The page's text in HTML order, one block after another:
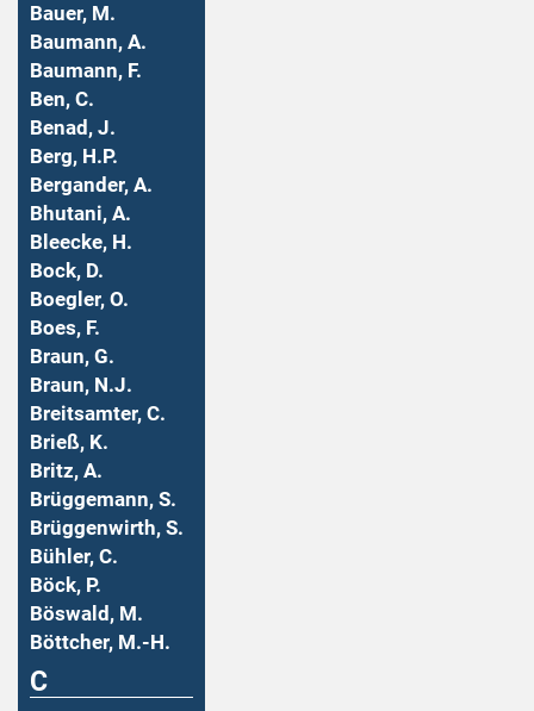
Bauer, M.
Baumann, A.
Baumann, F.
Ben, C.
Benad, J.
Berg, H.P.
Bergander, A.
Bhutani, A.
Bleecke, H.
Bock, D.
Boegler, O.
Boes, F.
Braun, G.
Braun, N.J.
Breitsamter, C.
Brieß, K.
Britz, A.
Brüggemann, S.
Brüggenwirth, S.
Bühler, C.
Böck, P.
Böswald, M.
Böttcher, M.-H.
C